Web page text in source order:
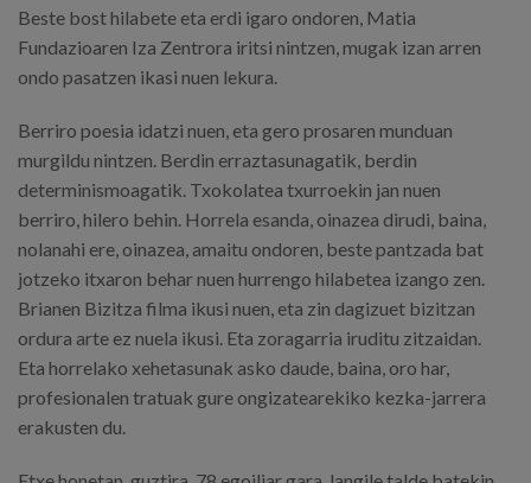
Beste bost hilabete eta erdi igaro ondoren, Matia
Fundazioaren Iza Zentrora iritsi nintzen, mugak izan arren
ondo pasatzen ikasi nuen lekura.
Berriro poesia idatzi nuen, eta gero prosaren munduan
murgildu nintzen. Berdin erraztasunagatik, berdin
determinismoagatik. Txokolatea txurroekin jan nuen
berriro, hilero behin. Horrela esanda, oinazea dirudi, baina,
nolanahi ere, oinazea, amaitu ondoren, beste pantzada bat
jotzeko itxaron behar nuen hurrengo hilabetea izango zen.
Brianen Bizitza filma ikusi nuen, eta zin dagizuet bizitzan
ordura arte ez nuela ikusi. Eta zoragarria iruditu zitzaidan.
Eta horrelako xehetasunak asko daude, baina, oro har,
profesionalen tratuak gure ongizatearekiko kezka-jarrera
erakusten du.